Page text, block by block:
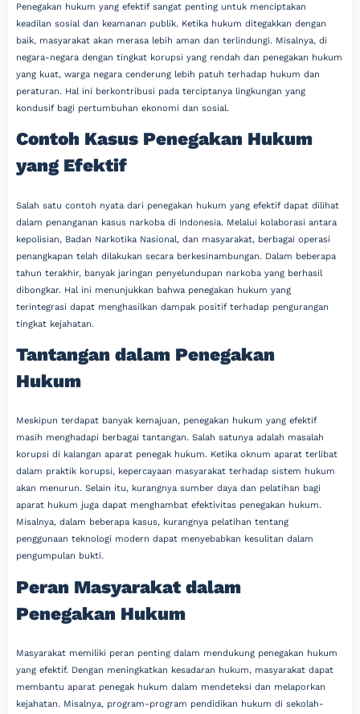
Penegakan hukum yang efektif sangat penting untuk menciptakan
keadilan sosial dan keamanan publik. Ketika hukum ditegakkan dengan
baik, masyarakat akan merasa lebih aman dan terlindungi. Misalnya, di
negara-negara dengan tingkat korupsi yang rendah dan penegakan hukum
yang kuat, warga negara cenderung lebih patuh terhadap hukum dan
peraturan. Hal ini berkontribusi pada terciptanya lingkungan yang
kondusif bagi pertumbuhan ekonomi dan sosial.
Contoh Kasus Penegakan Hukum
yang Efektif
Salah satu contoh nyata dari penegakan hukum yang efektif dapat dilihat
dalam penanganan kasus narkoba di Indonesia. Melalui kolaborasi antara
kepolisian, Badan Narkotika Nasional, dan masyarakat, berbagai operasi
penangkapan telah dilakukan secara berkesinambungan. Dalam beberapa
tahun terakhir, banyak jaringan penyelundupan narkoba yang berhasil
dibongkar. Hal ini menunjukkan bahwa penegakan hukum yang
terintegrasi dapat menghasilkan dampak positif terhadap pengurangan
tingkat kejahatan.
Tantangan dalam Penegakan
Hukum
Meskipun terdapat banyak kemajuan, penegakan hukum yang efektif
masih menghadapi berbagai tantangan. Salah satunya adalah masalah
korupsi di kalangan aparat penegak hukum. Ketika oknum aparat terlibat
dalam praktik korupsi, kepercayaan masyarakat terhadap sistem hukum
akan menurun. Selain itu, kurangnya sumber daya dan pelatihan bagi
aparat hukum juga dapat menghambat efektivitas penegakan hukum.
Misalnya, dalam beberapa kasus, kurangnya pelatihan tentang
penggunaan teknologi modern dapat menyebabkan kesulitan dalam
pengumpulan bukti.
Peran Masyarakat dalam
Penegakan Hukum
Masyarakat memiliki peran penting dalam mendukung penegakan hukum
yang efektif. Dengan meningkatkan kesadaran hukum, masyarakat dapat
membantu aparat penegak hukum dalam mendeteksi dan melaporkan
kejahatan. Misalnya, program-program pendidikan hukum di sekolah-